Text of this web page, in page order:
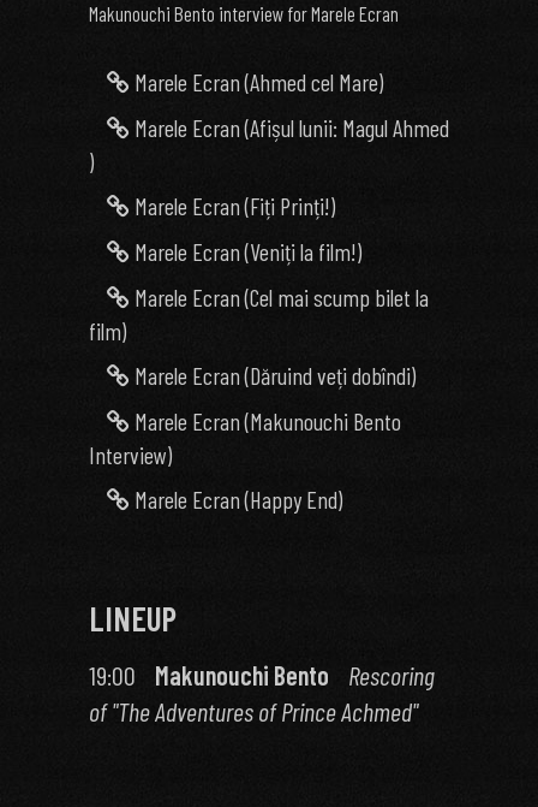
Makunouchi Bento interview for Marele Ecran
Marele Ecran (Ahmed cel Mare)
Marele Ecran (Afișul lunii: Magul Ahmed
)
Marele Ecran (Fiți Prinți!)
Marele Ecran (Veniți la film!)
Marele Ecran (Cel mai scump bilet la
film)
Marele Ecran (Dăruind veți dobîndi)
Marele Ecran (Makunouchi Bento
Interview)
Marele Ecran (Happy End)
LINEUP
19:00 Makunouchi Bento
Rescoring
of "The Adventures of Prince Achmed"